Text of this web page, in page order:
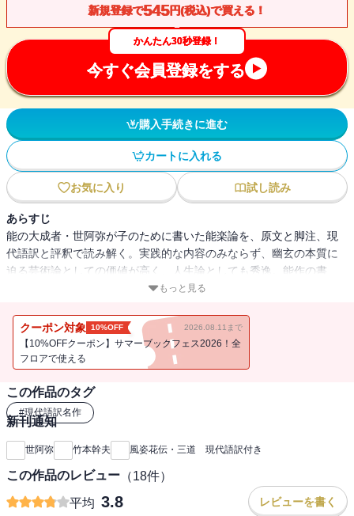
新規登録で545円(税込)で買える！
かんたん30秒登録！
今すぐ会員登録をする
購入手続きに進む
カートに入れる
お気に入り 試し読み
あらすじ
能の大成者・世阿弥が子のために書いた能楽論を、原文と脚注、現
代語訳と評釈で読み解く。実践的な内容のみならず、幽玄の本質に
迫る芸術論としての価値が高く、人生論としても秀逸。能作の書
もっと見る
クーポン対象 10%OFF 2026.08.11まで
【10%OFFクーポン】サマーブックフェス2026！全
フロアで使える
この作品のタグ
#現代語訳名作
新刊通知
世阿弥 竹本幹夫 風姿花伝・三道 現代語訳付き
この作品のレビュー （18件）
平均 3.8 レビューを書く